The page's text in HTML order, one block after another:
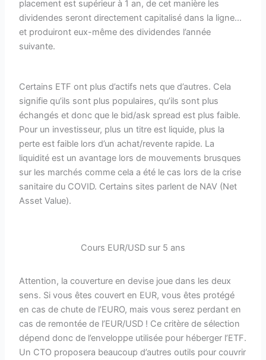
placement est supérieur à 1 an, de cet manière les
dividendes seront directement capitalisé dans la ligne…
et produiront eux-même des dividendes l’année
suivante.
Certains ETF ont plus d’actifs nets que d’autres. Cela
signifie qu’ils sont plus populaires, qu’ils sont plus
échangés et donc que le bid/ask spread est plus faible.
Pour un investisseur, plus un titre est liquide, plus la
perte est faible lors d’un achat/revente rapide. La
liquidité est un avantage lors de mouvements brusques
sur les marchés comme cela a été le cas lors de la crise
sanitaire du COVID. Certains sites parlent de NAV (Net
Asset Value).
Cours EUR/USD sur 5 ans
Attention, la couverture en devise joue dans les deux
sens. Si vous êtes couvert en EUR, vous êtes protégé
en cas de chute de l’EURO, mais vous serez perdant en
cas de remontée de l’EUR/USD ! Ce critère de sélection
dépend donc de l’enveloppe utilisée pour héberger l’ETF.
Un CTO proposera beaucoup d’autres outils pour couvrir